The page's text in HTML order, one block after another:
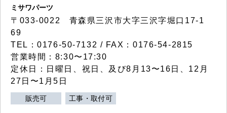
ミサワパーツ
〒033-0022 青森県三沢市大字三沢字堀口17-1
69
TEL：0176-50-7132 / FAX：0176-54-2815
営業時間：8:30〜17:30
定休日：日曜日、祝日、及び8月13〜16日、12月
27日〜1月5日
販売可 工事・取付可